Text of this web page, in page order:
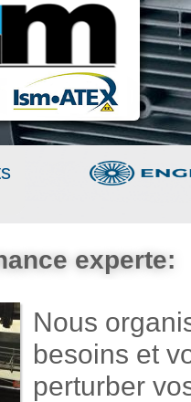
experte:
Nous
besoins et
perturber